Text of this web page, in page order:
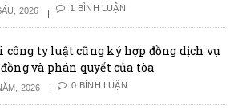
2026 1 BÌNH LUẬN
công ty luật cũng ký hợp đồng dịch vụ
và phán quyết của tòa
2026 0 BÌNH LUẬN